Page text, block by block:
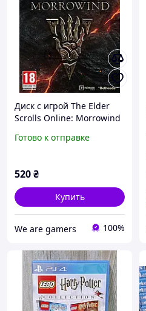
Диск с игрой The Elder
Scrolls Online: Morrowind
MMO RPG
Готово к отправке
520₴
Купить
We are gamers 100%